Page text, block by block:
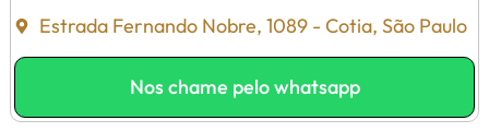
Estrada Fernando Nobre, 1089 - Cotia, São Paulo
Nos chame pelo whatsapp